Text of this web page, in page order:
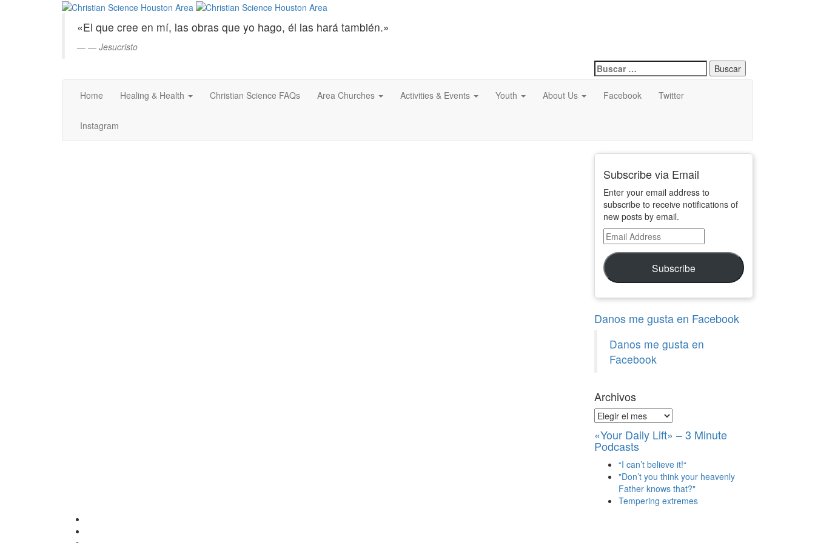
Christian
Science
Houston
Area
«El que cree en mí, las obras que yo hago, él las hará también.»
— Jesucristo
Buscar:
Home Healing & Health Christian Science FAQs Area Churches Activities & Events Youth About Us Facebook Twitter
Instagram
Subscribe via Email
Enter your email address to
subscribe to receive notifications of
new posts by email.
Email
Address
Subscribe
Danos me gusta en Facebook
Danos me gusta en
Facebook
Archivos
Archivos
«Your Daily Lift» – 3 Minute
Podcasts
“I can’t believe it!“
"Don’t you think your heavenly
Father knows that?"
Tempering extremes